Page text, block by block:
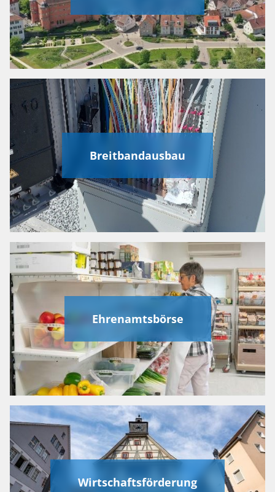
Breitbandausbau
Ehrenamtsbörse
Wirtschaftsförderung